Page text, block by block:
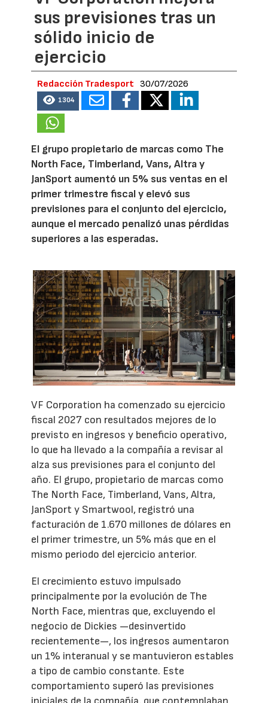
sus previsiones tras un
sólido inicio de
ejercicio
Redacción Tradesport 30/07/2026
1304
El grupo propietario de marcas como The
North Face, Timberland, Vans, Altra y
JanSport aumentó un 5% sus ventas en el
primer trimestre fiscal y elevó sus
previsiones para el conjunto del ejercicio,
aunque el mercado penalizó unas pérdidas
superiores a las esperadas.
VF Corporation ha comenzado su ejercicio
fiscal 2027 con resultados mejores de lo
previsto en ingresos y beneficio operativo,
lo que ha llevado a la compañía a revisar al
alza sus previsiones para el conjunto del
año. El grupo, propietario de marcas como
The North Face, Timberland, Vans, Altra,
JanSport y Smartwool, registró una
facturación de 1.670 millones de dólares en
el primer trimestre, un 5% más que en el
mismo periodo del ejercicio anterior.
El crecimiento estuvo impulsado
principalmente por la evolución de The
North Face, mientras que, excluyendo el
negocio de Dickies —desinvertido
recientemente—, los ingresos aumentaron
un 1% interanual y se mantuvieron estables
a tipo de cambio constante. Este
comportamiento superó las previsiones